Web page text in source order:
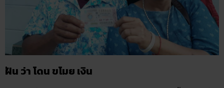
ฝัน ว่า โดน ขโมย เงิน